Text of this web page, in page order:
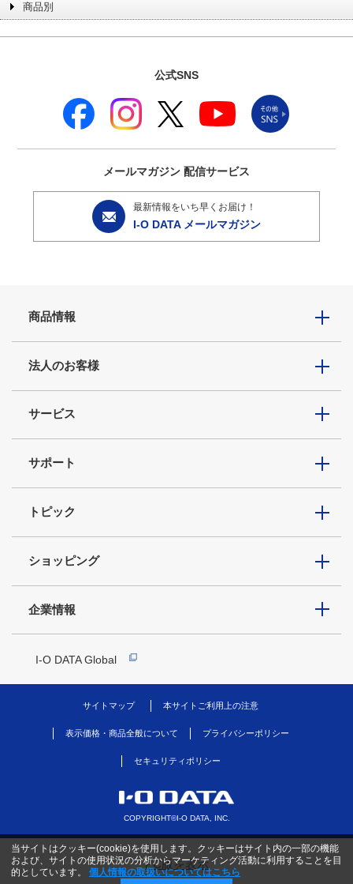
商品別
公式SNS
メールマガジン 配信サービス
最新情報をいち早くお届け！
I-O DATA メールマガジン
商品情報
法人のお客様
サービス
サポート
トピック
ショッピング
企業情報
I-O DATA Global
サイトマップ 本サイトご利用上の注意
表示価格・商品全般について プライバシーポリシー
セキュリティポリシー
COPYRIGHT©I-O DATA, INC.
当サイトはクッキー(cookie)を使用します。クッキーはサイト内の一部の機能
および、サイトの使用状況の分析からマーケティング活動に利用することを目
的としています。
個人情報の取扱いについてはこちら
PC版を表示